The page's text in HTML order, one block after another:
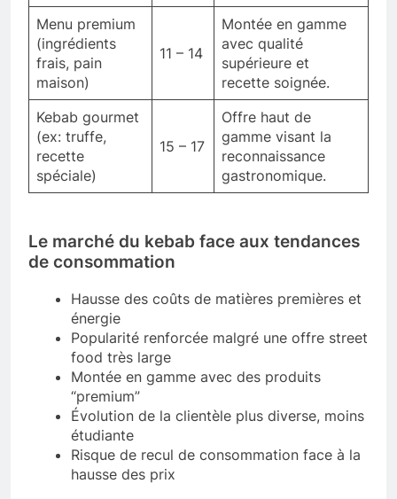
Menu premium
(ingrédients
frais, pain
maison)
11 – 14
Montée en gamme
avec qualité
supérieure et
recette soignée.
Kebab gourmet
(ex: truffe,
recette
spéciale)
15 – 17
Offre haut de
gamme visant la
reconnaissance
gastronomique.
Le marché du kebab face aux tendances
de consommation
Hausse des coûts de matières premières et
énergie
Popularité renforcée malgré une offre street
food très large
Montée en gamme avec des produits
“premium”
Évolution de la clientèle plus diverse, moins
étudiante
Risque de recul de consommation face à la
hausse des prix